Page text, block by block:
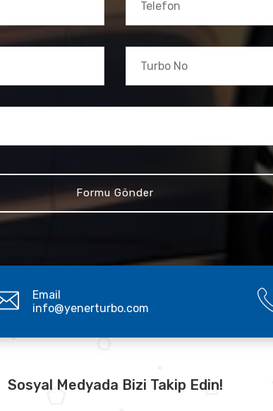
Email
info@yenerturbo.com
Sosyal Medyada Bizi Takip Edin!